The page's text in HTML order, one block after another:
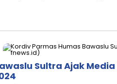
Sultra Ajak